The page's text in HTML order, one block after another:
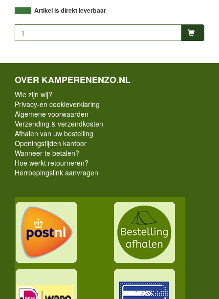
Artikel is direkt leverbaar
OVER KAMPERENENZO.NL
Wie zijn wij?
Privacy-en cookieverklaring
Algemene voorwaarden
Verzending & verzendkosten
Afhalen van uw bestelling
Openingstijden kantoor
Wanneer te betalen?
Hoe werkt retourneren?
Herroepingslink aanvragen